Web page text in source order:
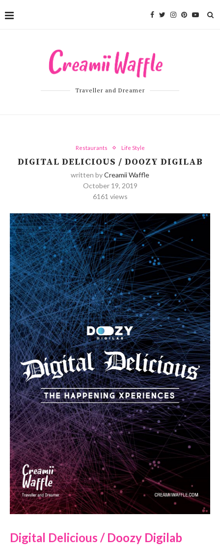
Traveller and Dreamer
Restaurants Life Style
DIGITAL DELICIOUS / DOOZY DIGILAB
written byCreamii Waffle
October 19, 2019
6161 views
Digital Delicious / Doozy Digilab